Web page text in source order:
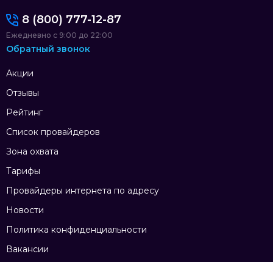
Акции
Отзывы
Рейтинг
Список провайдеров
Зона охвата
Тарифы
Провайдеры интернета по адресу
Новости
Политика конфиденциальности
Вакансии
8 (800) 777-12-87
Ежедневно с 9:00 до 22:00
Обратный звонок